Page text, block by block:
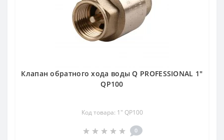
Клапан обратного хода воды Q PROFESSIONAL 1″
QP100
Код товара: 1″ QP100
0